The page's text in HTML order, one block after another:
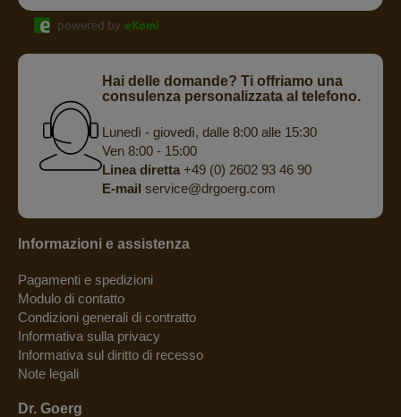
powered by eKomi
Hai delle domande? Ti offriamo una
consulenza personalizzata al telefono.
Lunedì - giovedì, dalle 8:00 alle 15:30
Ven 8:00 - 15:00
Linea diretta+49 (0) 2602 93 46 90
E-mail service@drgoerg.com
Informazioni e assistenza
Pagamenti e spedizioni
Modulo di contatto
Condizioni generali di contratto
Informativa sulla privacy
Informativa sul diritto di recesso
Note legali
Dr. Goerg